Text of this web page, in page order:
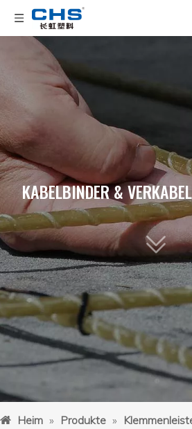
KABELBINDER &
Heim » Produkte »